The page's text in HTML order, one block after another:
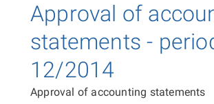
Approval of
statements -
12/2014
Approval of accounting statements